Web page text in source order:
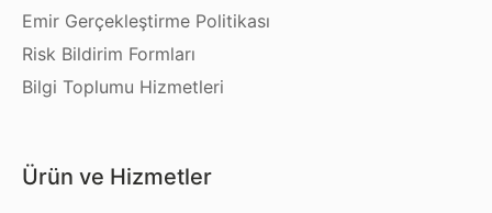
Emir Gerçekleştirme Politikası
Risk Bildirim Formları
Bilgi Toplumu Hizmetleri
Ürün ve Hizmetler